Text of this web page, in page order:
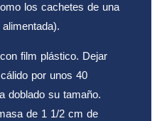
los cachetes de una
film plástico. Dejar
por unos 40
doblado su tamaño.
de 1 1/2 cm de